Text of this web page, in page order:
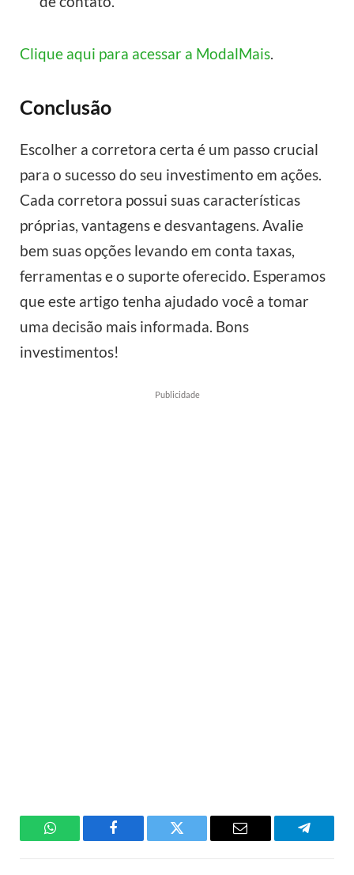
Clique aqui para acessar a ModalMais.
Conclusão
Escolher a corretora certa é um passo crucial
para o sucesso do seu investimento em ações.
Cada corretora possui suas características
próprias, vantagens e desvantagens. Avalie
bem suas opções levando em conta taxas,
ferramentas e o suporte oferecido. Esperamos
que este artigo tenha ajudado você a tomar
uma decisão mais informada. Bons
investimentos!
Publicidade
WhatsAppFacebook Twitter Email